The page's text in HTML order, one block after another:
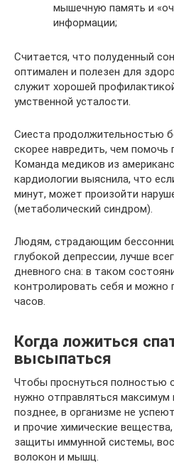
мышечную память и
информации;
Считается, что полуденный
оптимален и полезен для
служит хорошей
умственной усталости.
Сиеста продолжительностью
скорее навредить, чем помочь
Команда медиков из
кардиологии выяснила, что
минут, может произойти
(метаболический синдром).
Людям, страдающим
глубокой депрессии, лучше
дневного сна: в таком
контролировать себя и можно
часов.
Когда ложиться
высыпаться
Чтобы проснуться полностью
нужно отправляться максимум
позднее, в организме не
и прочие химические
защиты иммунной системы,
волокон и мышц.